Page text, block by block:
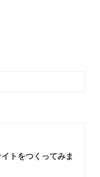
トをつくってみま